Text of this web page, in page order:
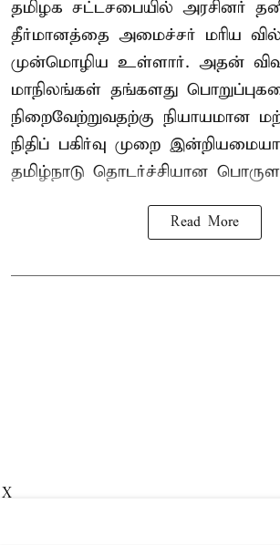
தமிழக சட்டசபையில் அரசினர்
தீர்மானத்தை அமைச்சர் மரிய
முன்மொழிய உள்ளார். அதன்
மாநிலங்கள் தங்களது
நிறைவேற்றுவதற்கு நியாயமான
நிதிப் பகிர்வு முறை
தமிழ்நாடு தொடர்ச்சியான
Read More
X